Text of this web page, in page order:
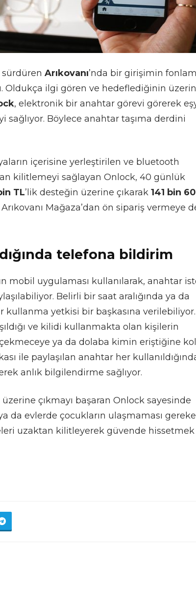
Arıkovanı’nda bir girişimin
Oldukça ilgi gören ve hedeflediğinin
, elektronik bir anahtar görevi görerek
Böylece anahtar taşıma derdini
içerisine yerleştirilen ve bluetooth
kilitlemeyi sağlayan Onlock, 40 günlük
TL’lik desteğin üzerine çıkarak 141 bin
Mağaza’dan ön sipariş vermeye
telefona bildirim
mobil uygulaması kullanılarak, anahtar
Belirli bir saat aralığında ya da
yetkisi bir başkasına verilebiliyor.
ve kilidi kullanmakta olan kişilerin
çekmeceye ya da dolaba kimin eriştiğine
ile paylaşılan anahtar her
anlık bilgilendirme sağlıyor.
çıkmayı başaran Onlock sayesinde
da evlerde çocukların ulaşmaması
uzaktan kilitleyerek güvende hissetmek